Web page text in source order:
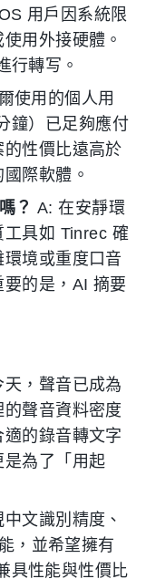
用戶因系統限
用外接硬體。
行轉写。
使用的個人用
鐘）已足夠應付
的性價比遠高於
際軟體。
？ A: 在安靜環
具如 Tinrec 確
境或重度口音
要的是，AI 摘要
，聲音已成為
聲音資料密度
的錄音轉文字
為了「用起
文識別精度、
，並希望擁有
具性能與性價比